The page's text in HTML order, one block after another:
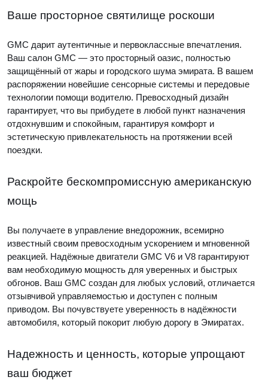
Ваше просторное святилище роскоши
GMC дарит аутентичные и первоклассные впечатления.
Ваш салон GMC — это просторный оазис, полностью
защищённый от жары и городского шума эмирата. В вашем
распоряжении новейшие сенсорные системы и передовые
технологии помощи водителю. Превосходный дизайн
гарантирует, что вы прибудете в любой пункт назначения
отдохнувшим и спокойным, гарантируя комфорт и
эстетическую привлекательность на протяжении всей
поездки.
Раскройте бескомпромиссную американскую
мощь
Вы получаете в управление внедорожник, всемирно
известный своим превосходным ускорением и мгновенной
реакцией. Надёжные двигатели GMC V6 и V8 гарантируют
вам необходимую мощность для уверенных и быстрых
обгонов. Ваш GMC создан для любых условий, отличается
отзывчивой управляемостью и доступен с полным
приводом. Вы почувствуете уверенность в надёжности
автомобиля, который покорит любую дорогу в Эмиратах.
Надежность и ценность, которые упрощают
ваш бюджет